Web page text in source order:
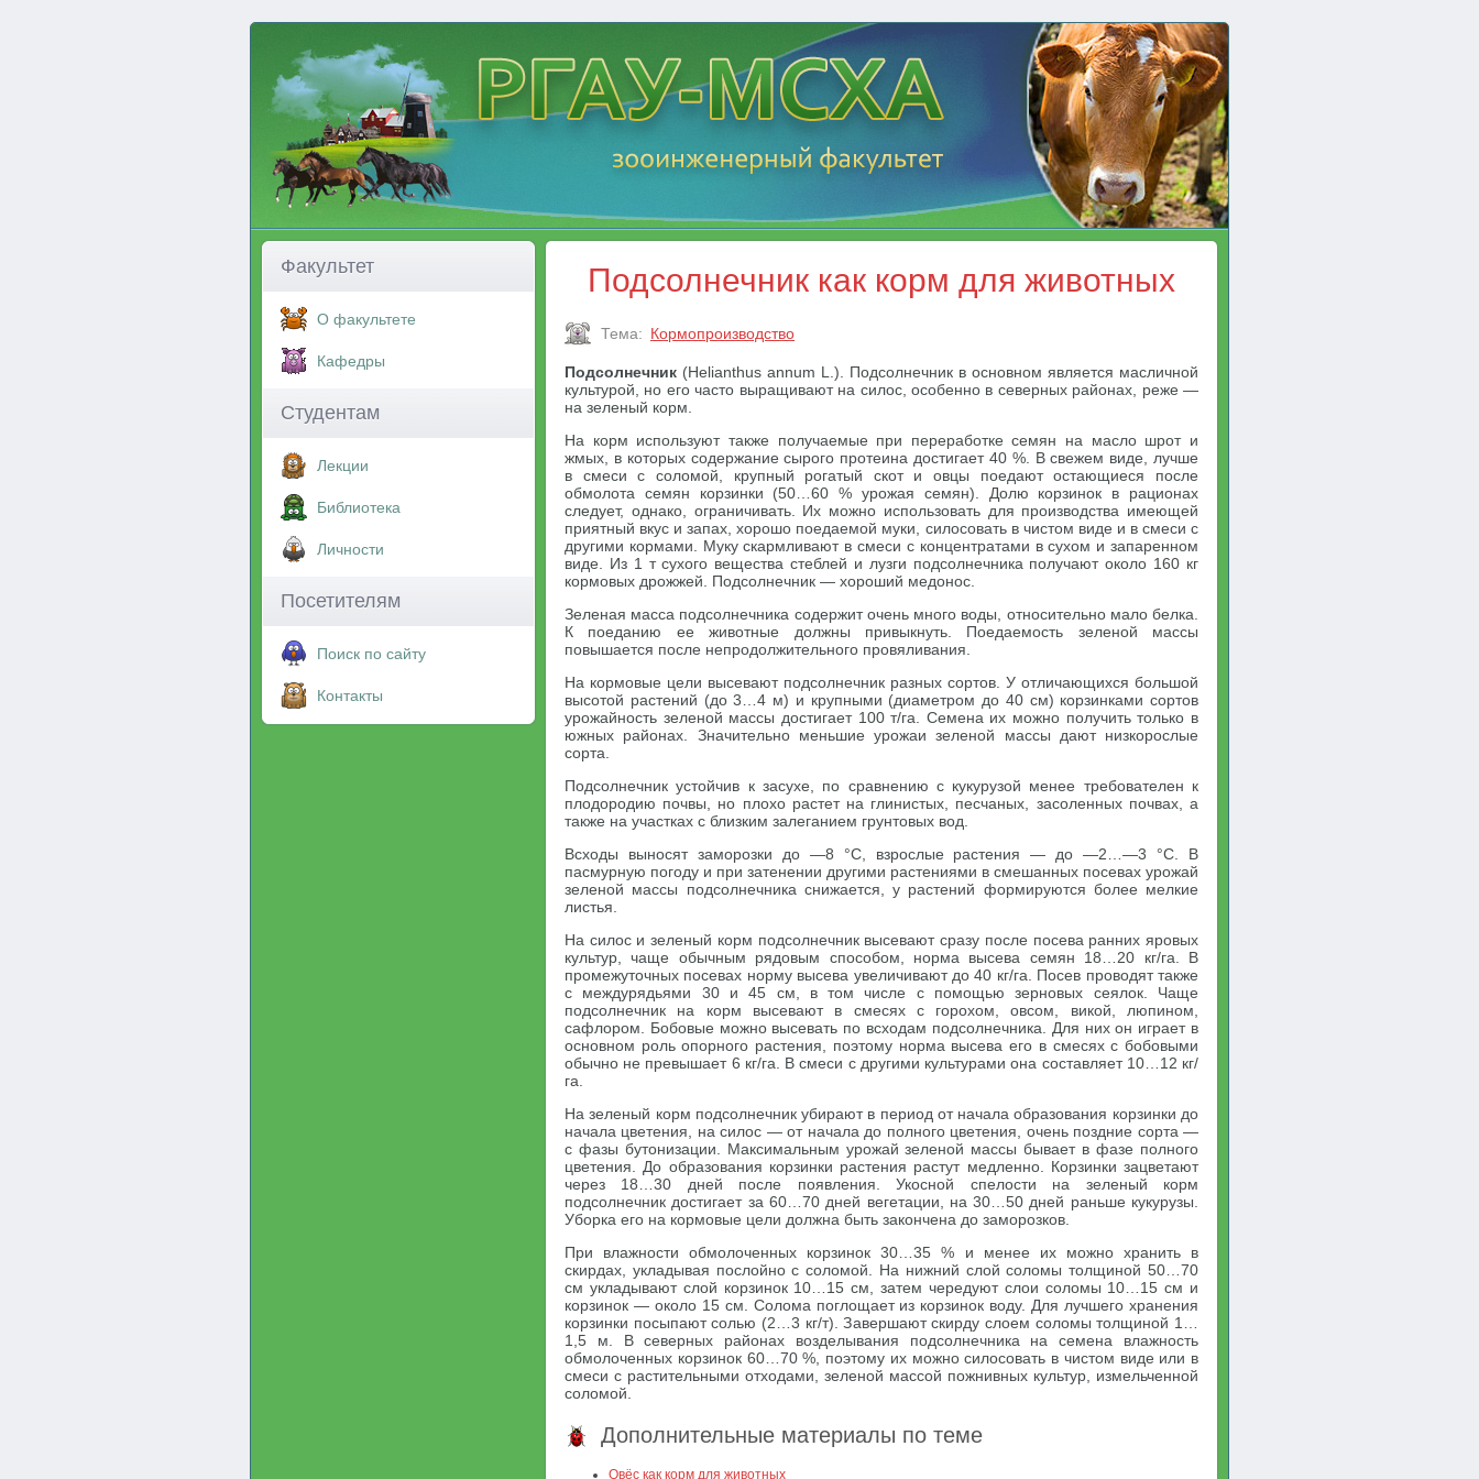
Факультет
О факультете
Кафедры
Студентам
Лекции
Библиотека
Личности
Посетителям
Поиск по сайту
Контакты
Подсолнечник как корм для животных
Тема: Кормопроизводство
Подсолнечник (Helianthus annum L.). Подсолнечник в основном является масличной
культурой, но его часто выращивают на силос, особенно в северных районах, реже —
на зеленый корм.
На корм используют также получаемые при переработке семян на масло шрот и
жмых, в которых содержание сырого протеина достигает 40 %. В свежем виде, лучше
в смеси с соломой, крупный рогатый скот и овцы поедают остающиеся после
обмолота семян корзинки (50…60 % урожая семян). Долю корзинок в рационах
следует, однако, ограничивать. Их можно использовать для производства имеющей
приятный вкус и запах, хорошо поедаемой муки, силосовать в чистом виде и в смеси с
другими кормами. Муку скармливают в смеси с концентратами в сухом и запаренном
виде. Из 1 т сухого вещества стеблей и лузги подсолнечника получают около 160 кг
кормовых дрожжей. Подсолнечник — хороший медонос.
Зеленая масса подсолнечника содержит очень много воды, относительно мало белка.
К поеданию ее животные должны привыкнуть. Поедаемость зеленой массы
повышается после непродолжительного провяливания.
На кормовые цели высевают подсолнечник разных сортов. У отличающихся большой
высотой растений (до 3…4 м) и крупными (диаметром до 40 см) корзинками сортов
урожайность зеленой массы достигает 100 т/га. Семена их можно получить только в
южных районах. Значительно меньшие урожаи зеленой массы дают низкорослые
сорта.
Подсолнечник устойчив к засухе, по сравнению с кукурузой менее требователен к
плодородию почвы, но плохо растет на глинистых, песчаных, засоленных почвах, а
также на участках с близким залеганием грунтовых вод.
Всходы выносят заморозки до —8 °С, взрослые растения — до —2…—3 °С. В
пасмурную погоду и при затенении другими растениями в смешанных посевах урожай
зеленой массы подсолнечника снижается, у растений формируются более мелкие
листья.
На силос и зеленый корм подсолнечник высевают сразу после посева ранних яровых
культур, чаще обычным рядовым способом, норма высева семян 18…20 кг/га. В
промежуточных посевах норму высева увеличивают до 40 кг/га. Посев проводят также
с междурядьями 30 и 45 см, в том числе с помощью зерновых сеялок. Чаще
подсолнечник на корм высевают в смесях с горохом, овсом, викой, люпином,
сафлором. Бобовые можно высевать по всходам подсолнечника. Для них он играет в
основном роль опорного растения, поэтому норма высева его в смесях с бобовыми
обычно не превышает 6 кг/га. В смеси с другими культурами она составляет 10…12 кг/
га.
На зеленый корм подсолнечник убирают в период от начала образования корзинки до
начала цветения, на силос — от начала до полного цветения, очень поздние сорта —
с фазы бутонизации. Максимальным урожай зеленой массы бывает в фазе полного
цветения. До образования корзинки растения растут медленно. Корзинки зацветают
через 18…30 дней после появления. Укосной спелости на зеленый корм
подсолнечник достигает за 60…70 дней вегетации, на 30…50 дней раньше кукурузы.
Уборка его на кормовые цели должна быть закончена до заморозков.
При влажности обмолоченных корзинок 30…35 % и менее их можно хранить в
скирдах, укладывая послойно с соломой. На нижний слой соломы толщиной 50…70
см укладывают слой корзинок 10…15 см, затем чередуют слои соломы 10…15 см и
корзинок — около 15 см. Солома поглощает из корзинок воду. Для лучшего хранения
корзинки посыпают солью (2…3 кг/т). Завершают скирду слоем соломы толщиной 1…
1,5 м. В северных районах возделывания подсолнечника на семена влажность
обмолоченных корзинок 60…70 %, поэтому их можно силосовать в чистом виде или в
смеси с растительными отходами, зеленой массой пожнивных культур, измельченной
соломой.
Дополнительные материалы по теме
Овёс как корм для животных